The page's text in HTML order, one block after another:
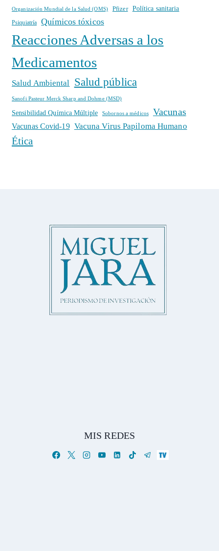
Organización Mundial de la Salud (OMS) Pfizer Política sanitaria
Psiquiatría Químicos tóxicos
Reacciones Adversas a los
Medicamentos
Salud Ambiental Salud pública
Sanofi Pasteur Merck Sharp and Dohme (MSD)
Sensibilidad Química Múltiple Sobornos a médicos Vacunas
Vacunas Covid-19 Vacuna Virus Papiloma Humano
Ética
MIS REDES